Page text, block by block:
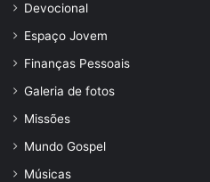
Devocional
Espaço Jovem
Finanças Pessoais
Galeria de fotos
Missões
Mundo Gospel
Músicas